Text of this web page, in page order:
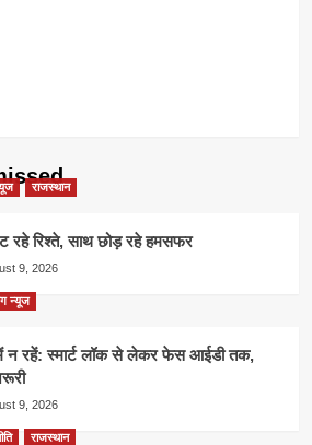
राजस्थान
रहे रिश्ते, साथ छोड़ रहे हमसफर
9, 2026
न्यूज
न रहें: स्मार्ट लॉक से लेकर फेस आईडी तक,
9, 2026
राजस्थान